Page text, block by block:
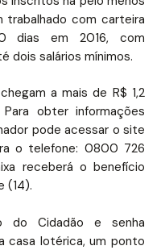
trabalhado com carteira
dias em 2016, com
dois salários mínimos.
a mais de R$ 1,2
obter informações
pode acessar o site
o telefone: 0800 726
receberá o benefício
(14).
do Cidadão e senha
casa lotérica, um ponto